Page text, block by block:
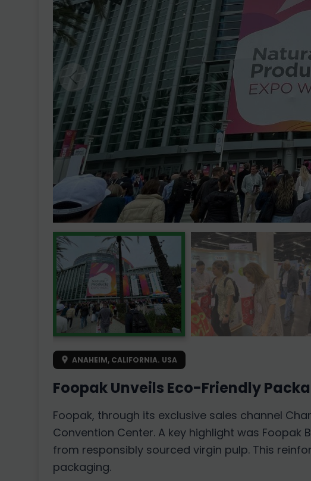
ANAHEIM, CALIFORNIA. USA
Foopak Unveils Eco-Friendly
Foopak, through its exclusive sales channel
Convention Center. A key highlight was
from responsibly sourced virgin pulp. This
packaging.